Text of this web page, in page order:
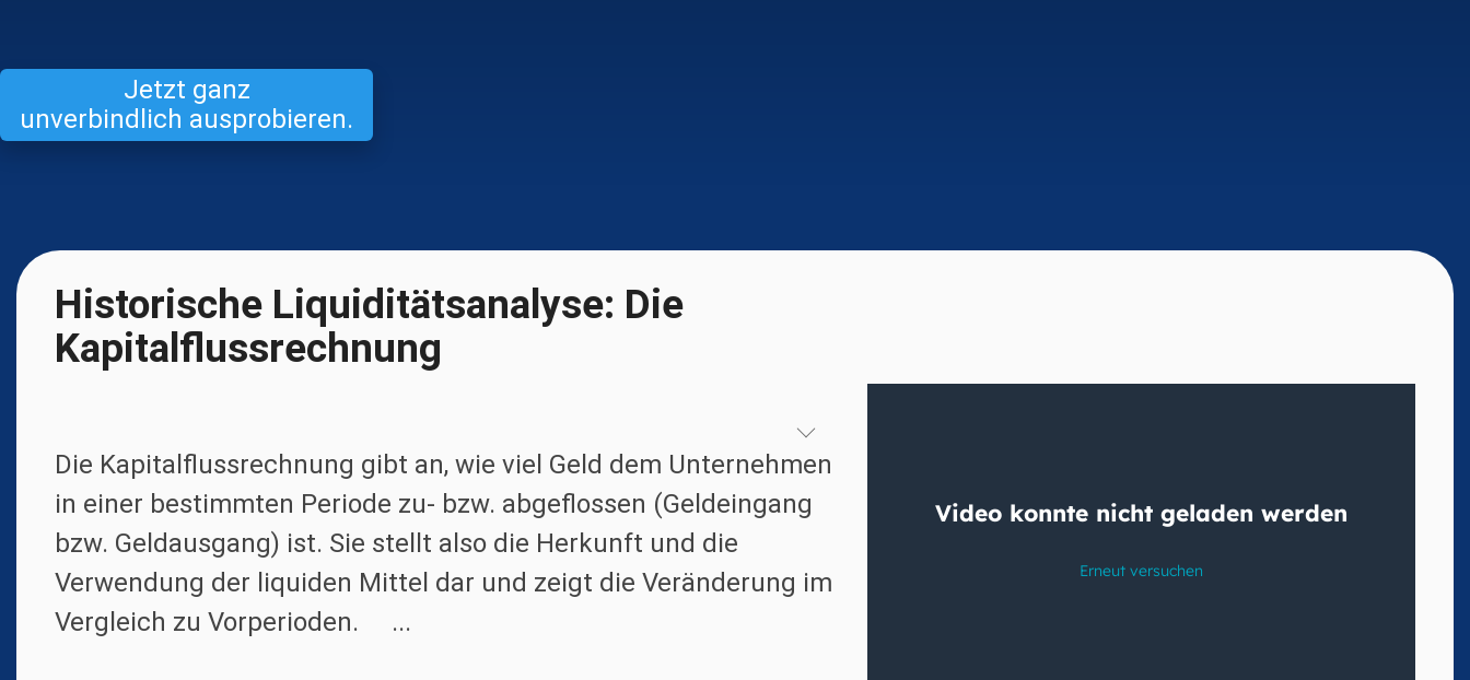
Jetzt ganz
unverbindlich ausprobieren.
Historische Liquiditätsanalyse: Die
Kapitalflussrechnung
Die Kapitalflussrechnung gibt an, wie viel Geld dem Unternehmen
in einer bestimmten Periode zu- bzw. abgeflossen (Geldeingang
bzw. Geldausgang) ist. Sie stellt also die Herkunft und die
Verwendung der liquiden Mittel dar und zeigt die Veränderung im
Vergleich zu Vorperioden. ...